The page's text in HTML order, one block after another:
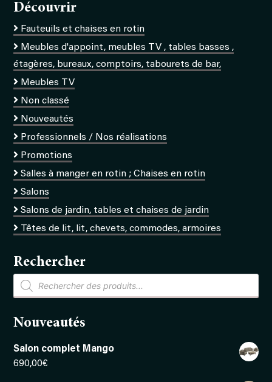
Découvrir
Fauteuils et chaises en rotin
Meubles d'appoint, meubles TV , tables basses ,
étagères, bureaux, comptoirs, tabourets de bar,
Meubles TV
Non classé
Nouveautés
Professionnels / Nos réalisations
Promotions
Salles à manger en rotin ; Chaises en rotin
Salons
Salons de jardin, tables et chaises de jardin
Têtes de lit, lit, chevets, commodes, armoires
Rechercher
Recherche
de
produits
Nouveautés
Salon complet Mango
690,00€